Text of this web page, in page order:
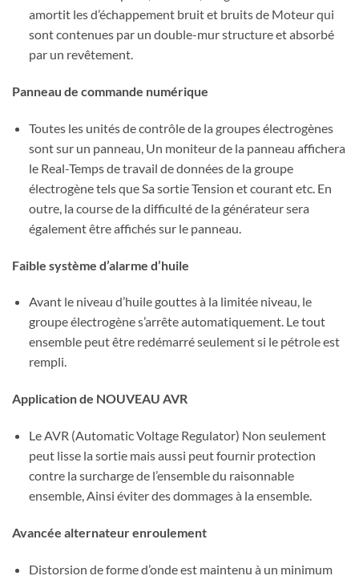
amortit les d’échappement bruit et bruits de Moteur qui
sont contenues par un double-mur structure et absorbé
par un revêtement.
Panneau de commande numérique
Toutes les unités de contrôle de la groupes électrogènes
sont sur un panneau, Un moniteur de la panneau affichera
le Real-Temps de travail de données de la groupe
électrogène tels que Sa sortie Tension et courant etc. En
outre, la course de la difficulté de la générateur sera
également être affichés sur le panneau.
Faible système d’alarme d’huile
Avant le niveau d’huile gouttes à la limitée niveau, le
groupe électrogène s’arrête automatiquement. Le tout
ensemble peut être redémarré seulement si le pétrole est
rempli.
Application de NOUVEAU AVR
Le AVR (Automatic Voltage Regulator) Non seulement
peut lisse la sortie mais aussi peut fournir protection
contre la surcharge de l’ensemble du raisonnable
ensemble, Ainsi éviter des dommages à la ensemble.
Avancée alternateur enroulement
Distorsion de forme d’onde est maintenu à un minimum